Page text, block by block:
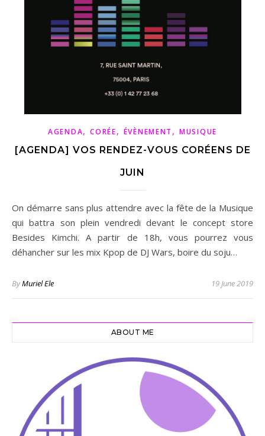
AGENDA,CORÉE, ÉVÈNEMENT ,MUSIQUE
[AGENDA] VOS RENDEZ-VOUS CORÉENS DE
JUIN
On démarre sans plus attendre avec la fête de la Musique
qui battra son plein vendredi devant le concept store
Besides Kimchi. A partir de 18h, vous pourrez vous
déhancher sur les mix Kpop de DJ Wars, boire du soju…
ByMuriel Ele 19 June 2019
ABOUT ME